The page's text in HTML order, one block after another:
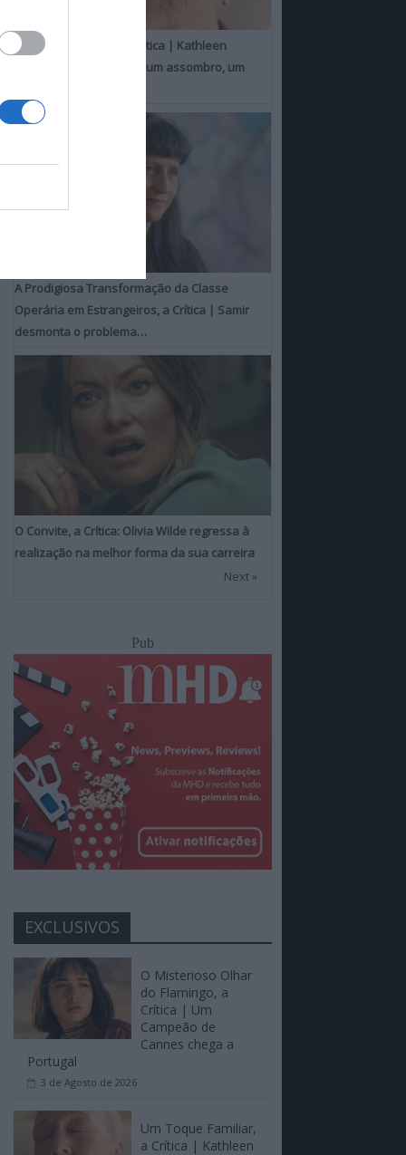
Um Toque Familiar, a Crítica | Kathleen
Chalfant é um espanto, um assombro, um
A Prodigiosa Transformação da Classe
Operária em Estrangeiros, a Crítica | Samir
desmonta o problema…
O Convite, a Crítica: Olivia Wilde regressa à
realização na melhor forma da sua carreira
Next »
Pub
EXCLUSIVOS
O Misterioso Olhar
do Flamingo, a
Crítica | Um
Campeão de
Cannes chega a
Portugal
3 de Agosto de 2026
Um Toque Familiar,
a Crítica | Kathleen